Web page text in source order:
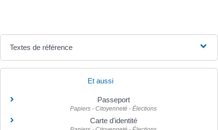
Textes de référence
Et aussi
Passeport
Papiers - Citoyenneté - Élections
Carte d'identité